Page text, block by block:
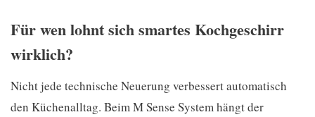
Für wen lohnt sich smartes Kochgeschirr
wirklich?
Nicht jede technische Neuerung verbessert automatisch
den Küchenalltag. Beim M Sense System hängt der